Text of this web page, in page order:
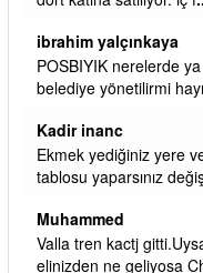
başkanım seni belediye
görmek isteriz senin
daha da olacaktır
ibrahim yalçınkaya
qaasvalt kansorejen
asvalt döke döke
basacak ma... DEVAMI
ibrahim yalçınkaya